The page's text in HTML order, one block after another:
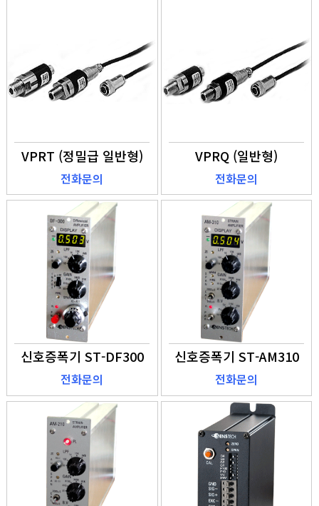
VPRT (정밀급 일반형)
전화문의
VPRQ (일반형)
전화문의
신호증폭기 ST-DF300
전화문의
신호증폭기 ST-AM310
전화문의